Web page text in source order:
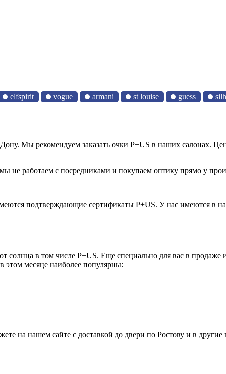
elfspirit vogue armani st louise guess
Мы рекомендуем заказать очки P+US в наших салонах.
не работаем с посредниками и покупаем оптику прямо у
подтверждающие сертификаты P+US. У нас имеются в
в том числе P+US. Еще специально для вас в продаже
этом месяце наиболее популярны:
на нашем сайте с доставкой до двери по Ростову и в